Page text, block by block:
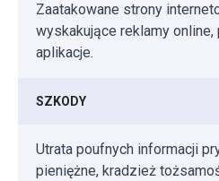
Zaatakowane strony
wyskakujące reklamy online,
aplikacje.
SZKODY
Utrata poufnych informacji
pieniężne, kradzież